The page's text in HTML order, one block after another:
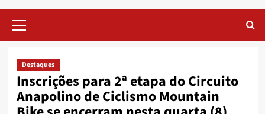
Menu
Destaques
Inscrições para 2ª etapa do Circuito
Anapolino de Ciclismo Mountain